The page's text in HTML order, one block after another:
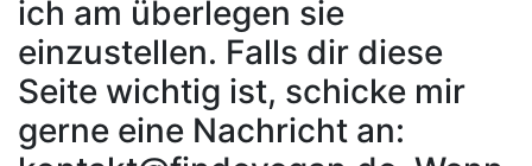
ich am überlegen sie
einzustellen. Falls dir diese
Seite wichtig ist, schicke mir
gerne eine Nachricht an: